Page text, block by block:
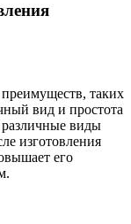
таких
вид и простота
различные виды
изготовления
его